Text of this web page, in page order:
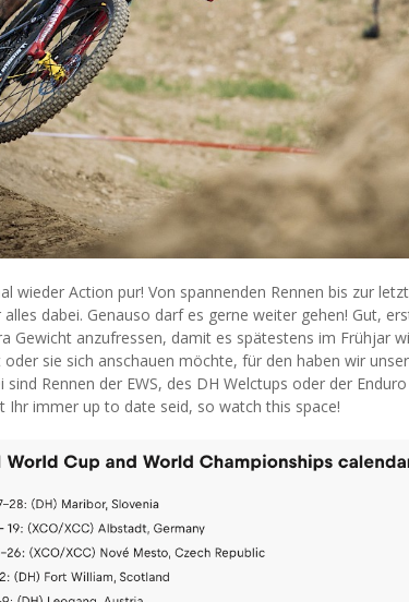
wieder Action pur! Von spannenden Rennen bis zur
dabei. Genauso darf es gerne weiter gehen! Gut,
Gewicht anzufressen, damit es spätestens im Frühjar
sie sich anschauen möchte, für den haben wir
sind Rennen der EWS, des DH Welctups oder der
Ihr immer up to date seid, so watch this space!